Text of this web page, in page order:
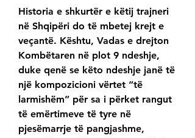
Historia e shkurtër e këtij trajneri
në Shqipëri do të mbetej krejt e
veçantë. Kështu, Vadas e drejton
Kombëtaren në plot 9 ndeshje,
duke qenë se këto ndeshje janë të
një kompozicioni vërtet “të
larmishëm” për sa i përket rangut
të emërtimeve të tyre në
pjesëmarrje të pangjashme,